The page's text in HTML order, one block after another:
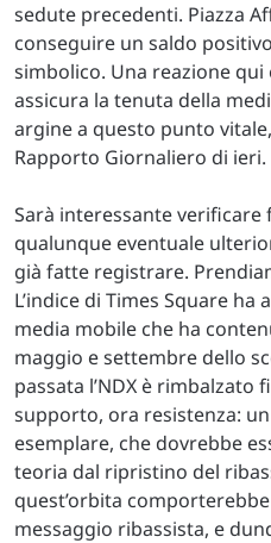
sedute precedenti. Piazza
conseguire un saldo
simbolico. Una reazione
assicura la tenuta della
argine a questo punto
Rapporto Giornaliero di ieri.
Sarà interessante verificare
qualunque eventuale
già fatte registrare.
L’indice di Times Square
media mobile che ha
maggio e settembre dello
passata l’NDX è rimbalzato
supporto, ora resistenza:
esemplare, che dovrebbe
teoria dal ripristino del
quest’orbita
messaggio ribassista, e